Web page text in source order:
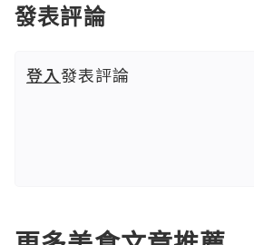
發表評論
登入發表評論